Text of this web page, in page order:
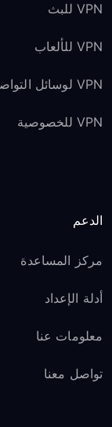
VPN للبث
VPN للألعاب
VPN لوسائل التواصل الاجتماعي
VPN للخصوصية
الدعم
مركز المساعدة
أدلة الإعداد
معلومات عنا
تواصل معنا